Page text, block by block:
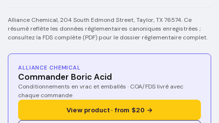
Alliance Chemical, 204 South Edmond Street, Taylor, TX 76574. Ce
résumé reflète les données réglementaires canoniques enregistrées ;
consultez la FDS complète (PDF) pour le dossier réglementaire complet.
ALLIANCE CHEMICAL
Commander Boric Acid
Conditionnements en vrac et emballés · COA/FDS livré avec
chaque commande
View product · from $20 →